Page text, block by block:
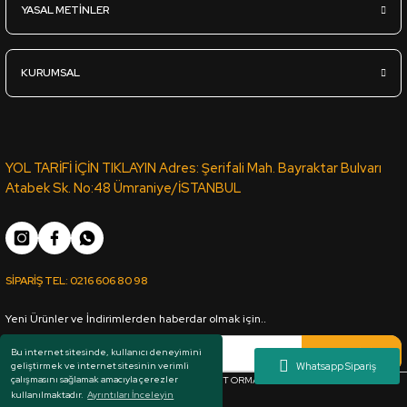
Bu internet sitesinde, kullanıcı deneyimini
geliştirmek ve internet sitesinin verimli
çalışmasını sağlamak amacıyla çerezler
kullanılmaktadır. Ayrıntıları İnceleyin
4.945,00TL
Sgl-503-Parlak-İzlanda Mavi - Lak Panel - 18*2100*2800mm
5.440,00
YASAL METİNLER
KURUMSAL
YOL TARİFİ İÇİN TIKLAYIN Adres: Şerifali Mah. Bayraktar Bulvarı
Atabek Sk. No:48 Ümraniye/İSTANBUL
SİPARİŞ TEL:0216 606 80 98
Yeni Ürünler ve İndirimlerden haberdar olmak için..
Kaydol
Her hakkı saklıdır. Copyright © 1983 - 2025 ARKUT ORMAN ÜRÜNLERİ SAN. VE TİC. LTD.